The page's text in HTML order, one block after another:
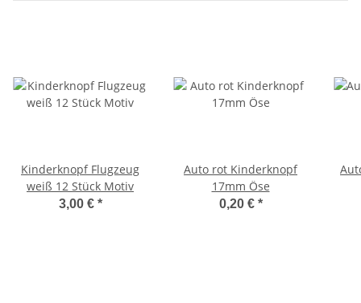
Kinderknopf Flugzeug
weiß 12 Stück Motiv
3,00 € *
Auto rot Kinderknopf
17mm Öse
0,20 € *